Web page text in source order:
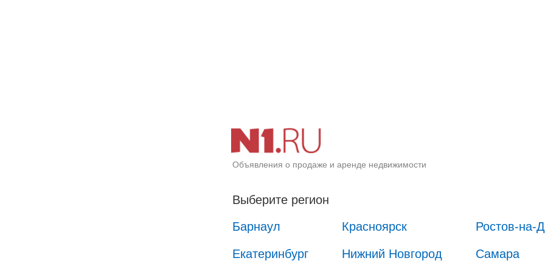
Объявления о продаже и аренде недвижимости
Выберите регион
Барнаул
Красноярск Ростов-на-
Екатеринбург Нижний Новгород Самара